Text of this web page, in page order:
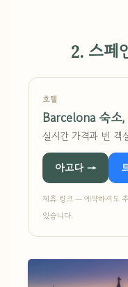
2. 스페
호텔
Barcelona 숙소
실시간 가격과 빈 객
아고다 →
제휴 링크 — 예약하셔도
있습니다.